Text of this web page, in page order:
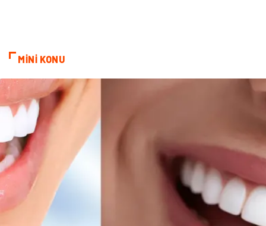
Pazarlama
Kiralama Servisleri
Kültür
MİNİ KONU